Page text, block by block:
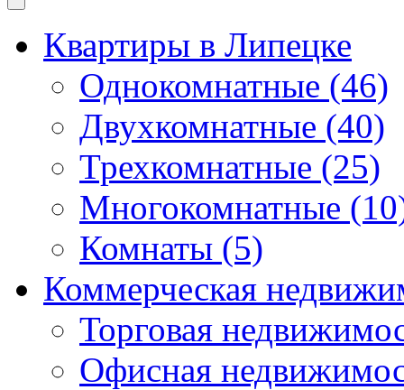
Квартиры в Липецке
Однокомнатные (46)
Двухкомнатные (40)
Трехкомнатные (25)
Многокомнатные
Комнаты (5)
Коммерческая
Торговая
Офисная